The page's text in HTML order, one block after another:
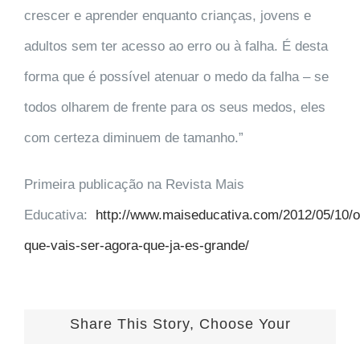
crescer e aprender enquanto crianças, jovens e
adultos sem ter acesso ao erro ou à falha. É desta
forma que é possível atenuar o medo da falha – se
todos olharem de frente para os seus medos, eles
com certeza diminuem de tamanho.”
Primeira publicação na Revista Mais
Educativa: http://www.maiseducativa.com/2012/05/10/
que-vais-ser-agora-que-ja-es-grande/
Share This Story, Choose Your